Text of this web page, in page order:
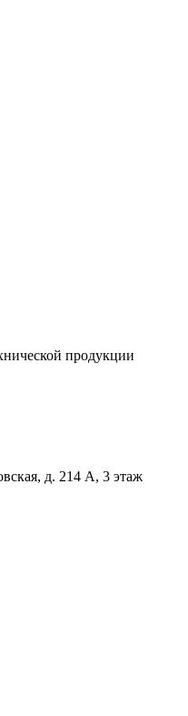
продукции
д. 214 А, 3 этаж